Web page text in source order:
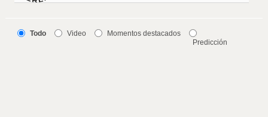
Todo Video
Momentos destacados
Predicción